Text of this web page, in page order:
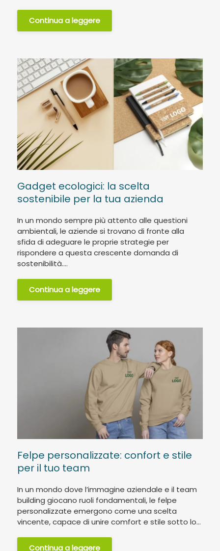
Continua a leggere
Gadget ecologici: la scelta
sostenibile per la tua azienda
In un mondo sempre più attento alle questioni
ambientali, le aziende si trovano di fronte alla
sfida di adeguare le proprie strategie per
rispondere a questa crescente domanda di
sostenibilità....
Continua a leggere
Felpe personalizzate: confort e stile
per il tuo team
In un mondo dove l’immagine aziendale e il team
building giocano ruoli fondamentali, le felpe
personalizzate emergono come una scelta
vincente, capace di unire comfort e stile sotto lo...
Continua a leggere